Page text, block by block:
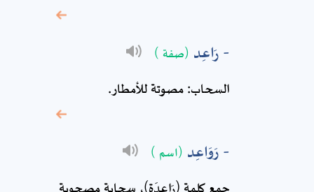
رَاعِد (صفة )
السحاب: مصوتة للأمطار.
رَوَاعِد (اسم )
جمع كلمة (رَاعِدَة)، سحابة مصحوبة